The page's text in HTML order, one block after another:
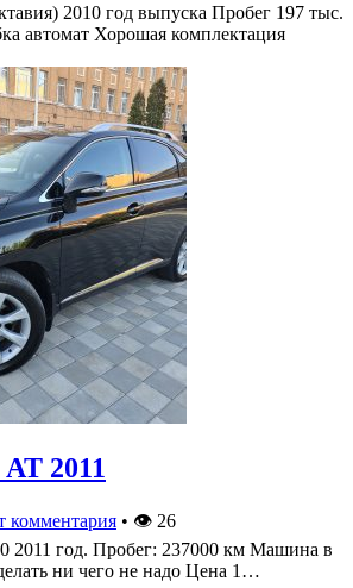
2010 год выпуска Пробег 197 тыс.
автомат Хорошая комплектация
2011
комментария • 👁 26
2011 год. Пробег: 237000 км Машина в
ни чего не надо Цена 1…